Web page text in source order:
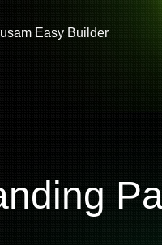
Easy Builder